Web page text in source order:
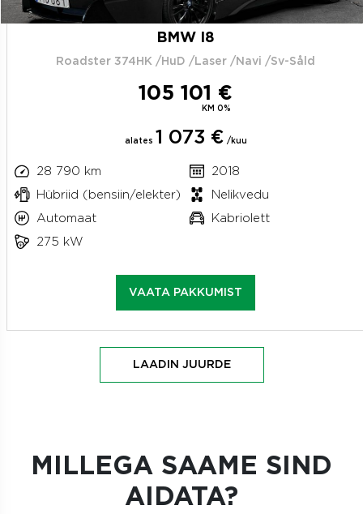
BMW I8
Roadster 374HK /HuD /Laser /Navi /Sv-Såld
105 101 €
KM 0%
alates 1 073 € /kuu
28 790 km
2018
Hübriid (bensiin/elekter)
Nelikvedu
Automaat
Kabriolett
275 kW
VAATA PAKKUMIST
LAADIN JUURDE
MILLEGA SAAME SIND
AIDATA?